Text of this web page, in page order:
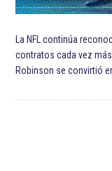
La NFL continúa
contratos cada vez
Robinson se convirtió